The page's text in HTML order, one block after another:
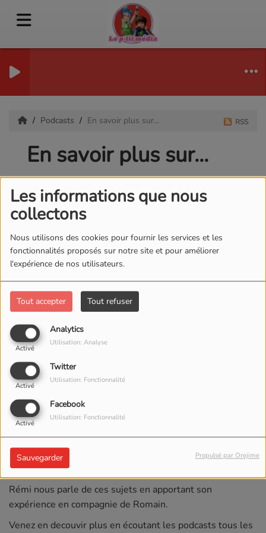
Les informations que nous
collectons
Nous utilisons des cookies pour fournir les services et les
fonctionnalités proposés sur notre site et pour améliorer
l'expérience de nos utilisateurs.
Tout accepter Tout refuser
Analytics
Activé
Utilisation: Analyse
Twitter
Activé
Utilisation: Fonctionnalité
Facebook
Activé
Utilisation: Fonctionnalité
Sauvegarder Propulsé par Orejime
Podcasts En savoir plus sur...
En savoir plus sur...
RSS
En savoir plus sur... le handicap, le sport et la jeunesse !
Rémi nous parle de ces sujets en apportant son
expérience en compagnie de Romain.
Venez en decouvir plus en écoutant les podcasts tous les